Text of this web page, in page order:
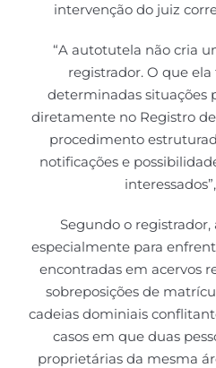
intervenção do juiz
“A autotutela não cria
registrador. O que
determinadas situações
diretamente no Registro
procedimento
notificações e
Segundo o
especialmente para
encontradas em acervos
sobreposições de
cadeias dominiais
casos em que duas
proprietárias da mesma